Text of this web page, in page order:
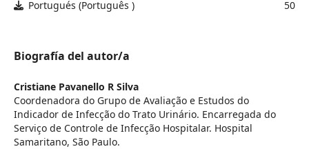
Portugués (Português ) 50
Biografía del autor/a
Cristiane Pavanello R Silva
Coordenadora do Grupo de Avaliação e Estudos do
Indicador de Infecção do Trato Urinário. Encarregada do
Serviço de Controle de Infecção Hospitalar. Hospital
Samaritano, São Paulo.